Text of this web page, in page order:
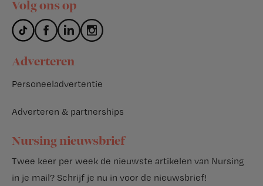
Volg ons op
Adverteren
Personeeladvertentie
Adverteren & partnerships
Nursing nieuwsbrief
Twee keer per week de nieuwste artikelen van Nursing
in je mail? Schrijf je nu in voor de nieuwsbrief!